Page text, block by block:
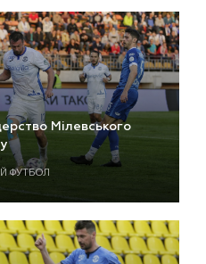
Мілевського
ФУТБОЛ